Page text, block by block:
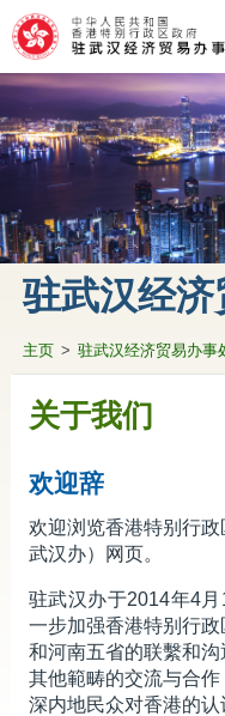
主页
驻武汉经济贸易办事处
紧急求助
关于香港
生活在内地
营商投资在内地
专题资料
新闻及活动／多媒体中心
香港特区政府驻内地办
相关网站
驻武汉经
主页 > 驻武汉经济贸易办事
关于我们
欢迎辞
欢迎浏览香港特别行
武汉办）网页。
驻武汉办于2014年4
一步加强香港特别行
和河南五省的联繫和
其他範畴的交流与合
深内地民众对香港的